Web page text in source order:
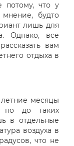
потому, что у
будто
лишь для
Однако, все
вам
отдыха в
летние месяцы
но до таких
в отдельные
воздуха в
что не